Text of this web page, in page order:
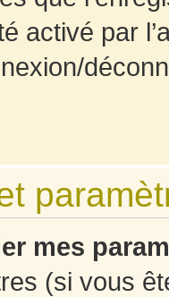
activé par
mes
(si vous